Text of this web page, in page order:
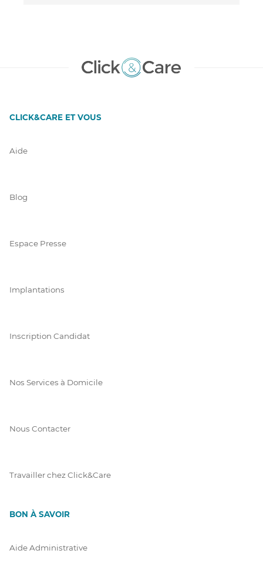
CLICK&CARE ET VOUS
Aide
Blog
Espace Presse
Implantations
Inscription Candidat
Nos Services à Domicile
Nous Contacter
Travailler chez Click&Care
BON À SAVOIR
Aide Administrative